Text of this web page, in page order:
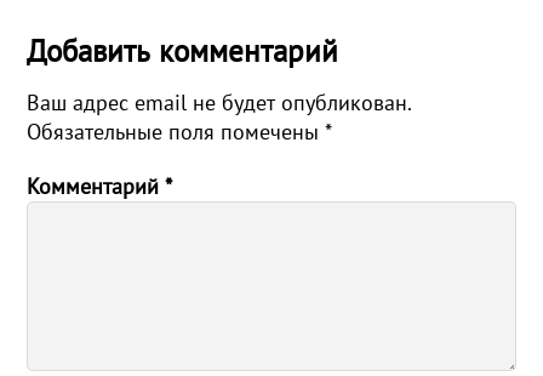
Добавить комментарий
Ваш адрес email не будет опубликован.
Обязательные поля помечены*
Комментарий*